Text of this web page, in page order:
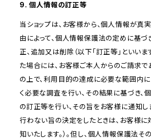
9. 個人情報の訂正等
当ショップは、お客様から、個人情報が真
由によって、個人情報保護法の定めに基づ
正、追加又は削除（以下「訂正等」といいま
た場合には、お客様ご本人からのご請求で
の上で、利用目的の達成に必要な範囲内に
く必要な調査を行い、その結果に基づき、
の訂正等を行い、その旨をお客様に通知し
行わない旨の決定をしたときは、お客様に
知いたします。）。但し、個人情報保護法そ